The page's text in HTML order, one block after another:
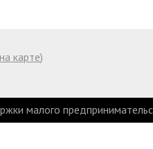
карте)
малого